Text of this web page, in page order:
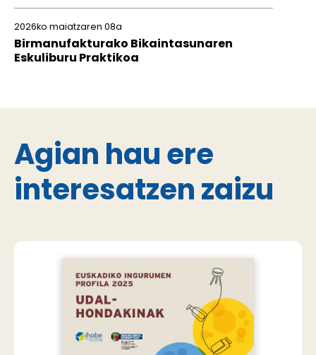
2026ko maiatzaren 08a
Birmanufakturako Bikaintasunaren
Eskuliburu Praktikoa
Agian hau ere
interesatzen zaizu